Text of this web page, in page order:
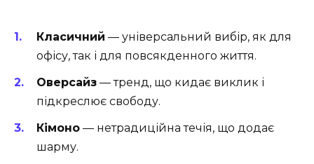
Класичний — універсальний вибір, як для
офісу, так і для повсякденного життя.
Оверсайз — тренд, що кидає виклик і
підкреслює свободу.
Кімоно — нетрадиційна течія, що додає
шарму.